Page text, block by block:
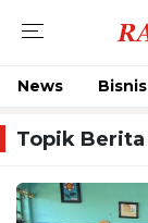
News Bisnis
Topik Berita